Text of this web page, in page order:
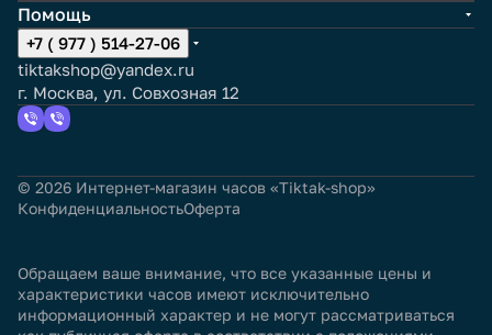
Помощь
+7 ( 977 ) 514-27-06
tiktakshop@yandex.ru
г. Москва, ул. Совхозная 12
© 2026 Интернет-магазин часов «Tiktak-shop»
КонфиденциальностьОферта
Обращаем ваше внимание, что все указанные цены и
характеристики часов имеют исключительно
информационный характер и не могут рассматриваться